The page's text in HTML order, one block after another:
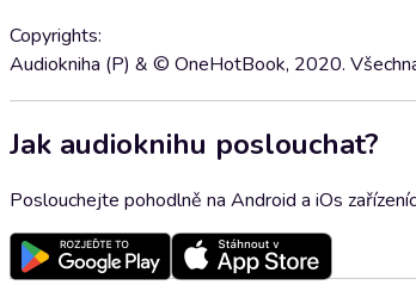
Copyrights:
Audiokniha (P) & © OneHotBook, 2020.
Jak audioknihu poslouchat?
Poslouchejte pohodlně na Android a iOs